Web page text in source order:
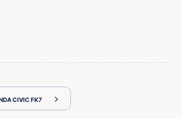
CIVIC FK7